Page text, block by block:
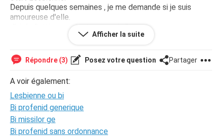
Depuis quelques semaines , je me demande si je suis
amoureuse d'elle.
J'ai de l'attirance c'est sur , mais j'en suis pas sur.
Je ne sais pas comment lui dire , vu que je lui ai demander
Elle m'a alors donner quelques conseils.
Comment savoir si je suis lesbienne ou bi ?
Comment savoir si je suis vraiment amoureuse de mon
amie ?
Aidez moi :/
Afficher la suite
Répondre (3) Posez votre question Partager
A voir également:
Lesbienne ou bi
Bi profenid generique
Bi missilor ge
Bi profenid sans ordonnance